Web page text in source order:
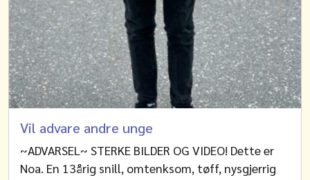
Vil advare andre unge
~ADVARSEL~ STERKE BILDER OG VIDEO! Dette er
Noa. En 13årig snill, omtenksom, tøff, nysgjerrig